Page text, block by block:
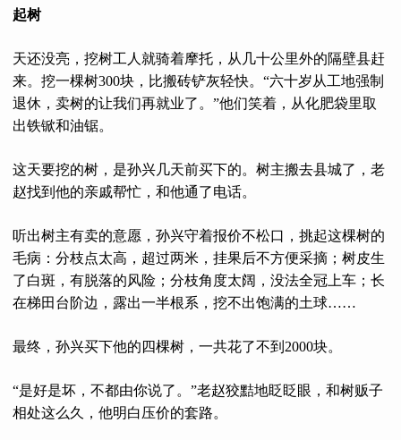
起树
天还没亮，挖树工人就骑着摩托，从几十公里外的隔壁县赶
来。挖一棵树300块，比搬砖铲灰轻快。“六十岁从工地强制
退休，卖树的让我们再就业了。”他们笑着，从化肥袋里取
出铁锨和油锯。
这天要挖的树，是孙兴几天前买下的。树主搬去县城了，老
赵找到他的亲戚帮忙，和他通了电话。
听出树主有卖的意愿，孙兴守着报价不松口，挑起这棵树的
毛病：分枝点太高，超过两米，挂果后不方便采摘；树皮生
了白斑，有脱落的风险；分枝角度太阔，没法全冠上车；长
在梯田台阶边，露出一半根系，挖不出饱满的土球……
最终，孙兴买下他的四棵树，一共花了不到2000块。
“是好是坏，不都由你说了。”老赵狡黠地眨眨眼，和树贩子
相处这么久，他明白压价的套路。